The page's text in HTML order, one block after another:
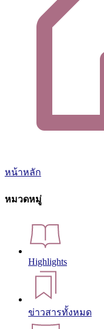
หน้าหลัก
หมวดหมู่
Highlights
ข่าวสารทั้งหมด